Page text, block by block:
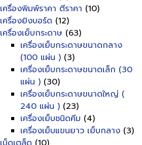
เครื่องพิมพ์ราคา ตีราคา (10)
เครื่องยิงบอร์ด (12)
เครื่องเย็บกระดาษ (63)
เครื่องเย็บกระดาษขนาดกลาง
(100 แผ่น ) (3)
เครื่องเย็บกระดาษขนาดเล็ก (30
แผ่น ) (30)
เครื่องเย็บกระดาษขนาดใหญ่ (
240 แผ่น ) (23)
เครื่องเย็บชนิดคีม (4)
เครื่องเย็บแขนยาว เย็บกลาง (3)